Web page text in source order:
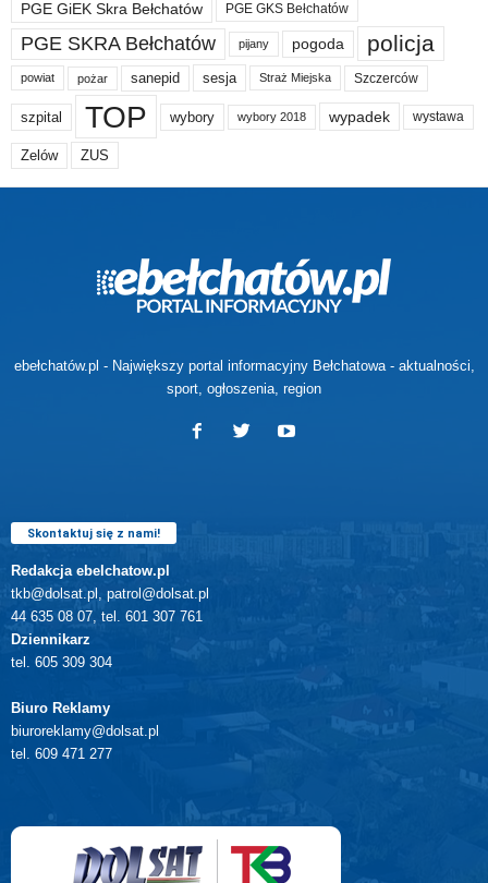
PGE GiEK Skra Bełchatów PGE GKS Bełchatów
PGE SKRA Bełchatów pijany pogoda policja
powiat pożar sanepid sesja Straż Miejska Szczerców
szpital TOP wybory wybory 2018 wypadek wystawa
Zelów ZUS
ebełchatów.pl - Największy portal informacyjny Bełchatowa - aktualności,
sport, ogłoszenia, region
Skontaktuj się z nami!
Redakcja ebelchatow.pl
tkb@dolsat.pl, patrol@dolsat.pl
44 635 08 07, tel. 601 307 761
Dziennikarz
tel. 605 309 304
Biuro Reklamy
biuroreklamy@dolsat.pl
tel. 609 471 277